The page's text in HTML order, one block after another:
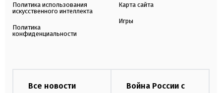
Политика использования
искусственного интеллекта
Политика
конфиденциальности
Карта сайта
Игры
Все новости
Война России с